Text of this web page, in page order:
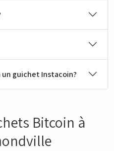
guichet Instacoin?
Bitcoin à